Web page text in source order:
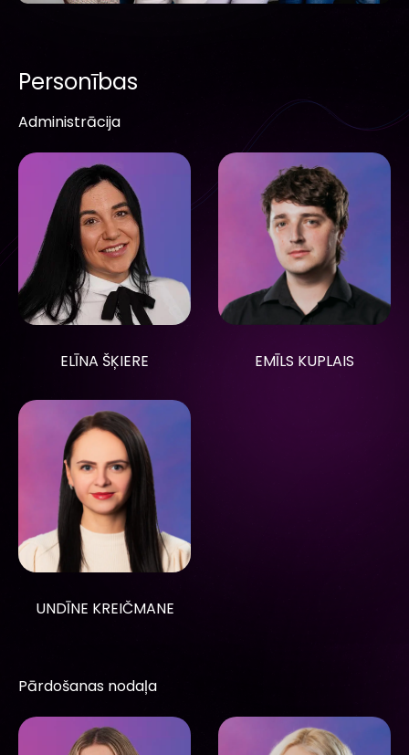
Personības
Administrācija
ELĪNA ŠĶIERE EMĪLS KUPLAIS
UNDĪNE KREIČMANE
Pārdošanas nodaļa